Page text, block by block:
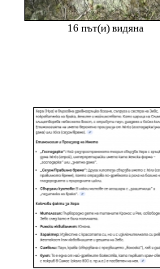
16 път(и) видяна